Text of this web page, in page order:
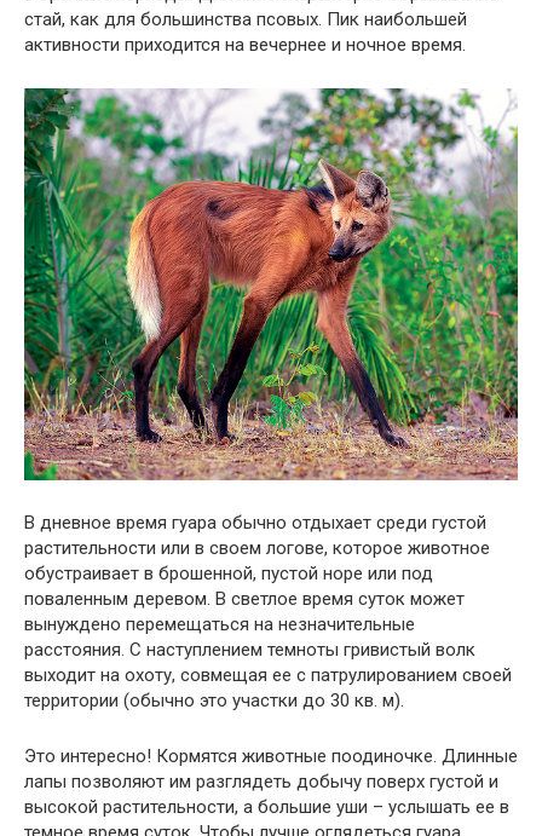
стай, как для большинства псовых. Пик наибольшей
активности приходится на вечернее и ночное время.
В дневное время гуара обычно отдыхает среди густой
растительности или в своем логове, которое животное
обустраивает в брошенной, пустой норе или под
поваленным деревом. В светлое время суток может
вынуждено перемещаться на незначительные
расстояния. С наступлением темноты гривистый волк
выходит на охоту, совмещая ее с патрулированием своей
территории (обычно это участки до 30 кв. м).
Это интересно! Кормятся животные поодиночке. Длинные
лапы позволяют им разглядеть добычу поверх густой и
высокой растительности, а большие уши – услышать ее в